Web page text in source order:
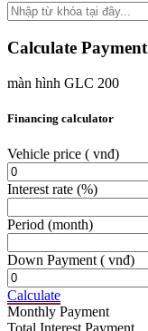
Calculate Payment
màn hình GLC 200
Financing calculator
Vehicle price ( vnđ)
Interest rate (%)
Period (month)
Down Payment ( vnđ)
Calculate
Monthly Payment
Total Interest Payment